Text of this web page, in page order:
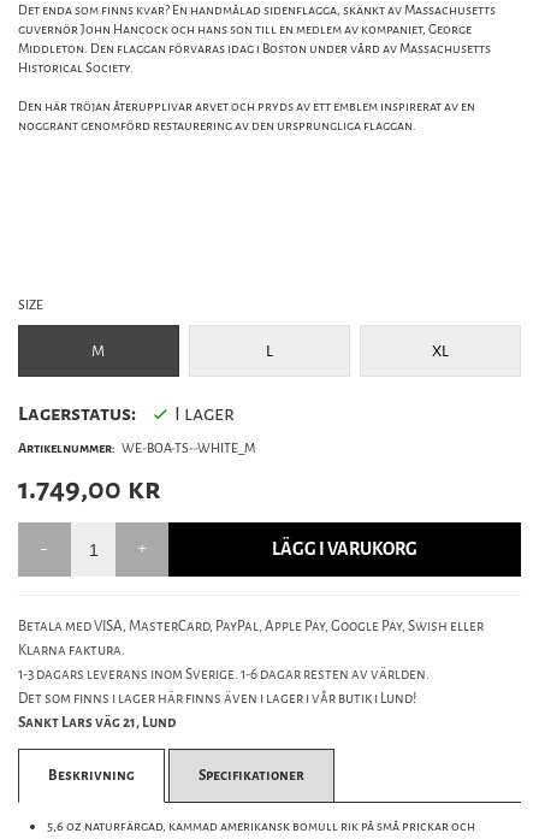
Det enda som finns kvar? En handmålad sidenflagga, skänkt av Massachusetts
guvernör John Hancock och hans son till en medlem av kompaniet, George
Middleton. Den flaggan förvaras idag i Boston under vård av Massachusetts
Historical Society.
Den här tröjan återupplivar arvet och pryds av ett emblem inspirerat av en
noggrant genomförd restaurering av den ursprungliga flaggan.
SIZE
M L XL
Lagerstatus: I lager
Artikelnummer: WE-BOA-TS--WHITE_M
1.749,00 kr
LÄGG I VARUKORG
Betala med VISA, MasterCard, PayPal, Apple Pay, Google Pay, Swish eller
Klarna faktura.
1-3 dagars leverans inom Sverige. 1-6 dagar resten av världen.
Det som finns i lager här finns även i lager i vår butik i Lund!
Sankt Lars väg 21, Lund
Beskrivning Specifikationer
5,6 oz naturfärgad, kammad amerikansk bomull rik på små prickar och